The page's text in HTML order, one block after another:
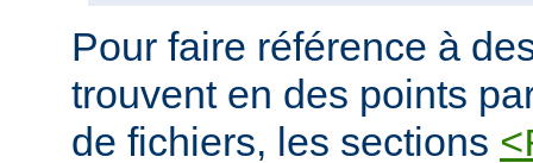
Pour faire référence à
trouvent en des points
de fichiers, les sections